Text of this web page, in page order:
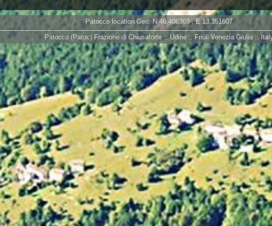
Patocco location Geo: N46.406369, E13.351607
Patocco (Patoc) Frazione di Chiusaforte :: Udine :: Friuli Venezia Giulia ::